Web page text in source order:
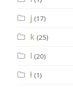
j (17)
k (25)
l (20)
ł (1)